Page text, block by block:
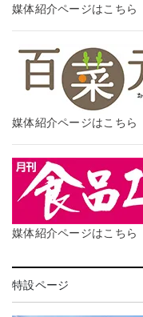
媒体紹介ページはこちら
媒体紹介ページはこちら
媒体紹介ページはこちら
特設ページ